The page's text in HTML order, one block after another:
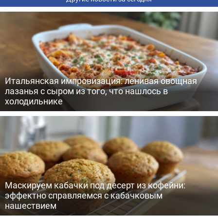
Итальянская импровизация: ленивая овощная
лазанья с сыром из того, что нашлось в
холодильнике
Маскируем кабачки под десерт из кофейни:
эффектно справляемся с кабачковым
нашествием